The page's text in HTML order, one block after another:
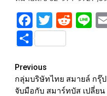
Facebook
Twitter
Share
Post
navigation
Previous
กลุ่มบริษัทไทย สมายล์ กรุ๊ป
จับมือกับ สมาร์ทบัส เปลี่ยน